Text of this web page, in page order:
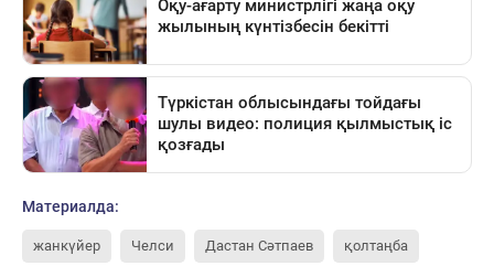
Материалда:
жанкүйер Челси Дастан Сәтпаев қолтаңба